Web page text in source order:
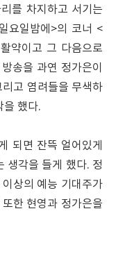
를 차지하고 서기는
요일밤에>의 코너 <
약이고 그 다음으로
송을 과연 정가은이
고 염려들을 무색하
을 했다.
되면 잔뜩 얼어있게
생각을 들게 했다. 정
상의 예능 기대주가
한 현영과 정가은을